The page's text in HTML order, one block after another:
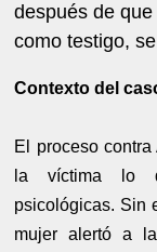
después de
como testigo,
Contexto del
El proceso
la víctima lo
psicológicas. Sin
mujer alertó a